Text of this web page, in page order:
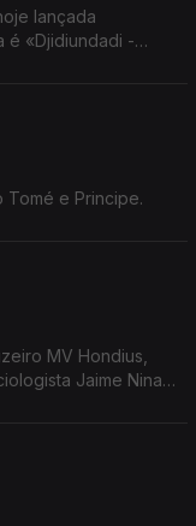
lançada
é «Djidiundadi -
Tomé e Principe.
MV Hondius,